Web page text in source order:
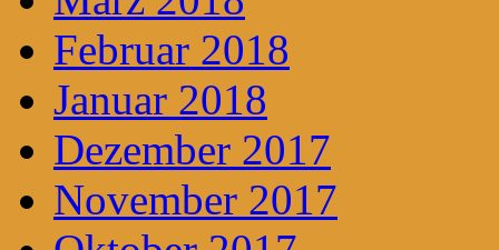
Februar 2018
Januar 2018
Dezember 2017
November 2017